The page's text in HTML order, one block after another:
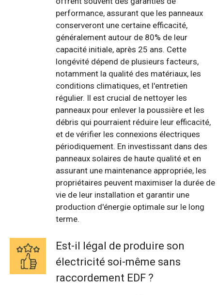
performance, assurant que les panneaux
conserveront une certaine efficacité,
généralement autour de 80% de leur
capacité initiale, après 25 ans. Cette
longévité dépend de plusieurs facteurs,
notamment la qualité des matériaux, les
conditions climatiques, et l'entretien
régulier. Il est crucial de nettoyer les
panneaux pour enlever la poussière et les
débris qui pourraient réduire leur efficacité,
et de vérifier les connexions électriques
périodiquement. En investissant dans des
panneaux solaires de haute qualité et en
assurant une maintenance appropriée, les
propriétaires peuvent maximiser la durée de
vie de leur installation et garantir une
production d'énergie optimale sur le long
terme.
Est-il légal de produire son
électricité soi-même sans
raccordement EDF ?